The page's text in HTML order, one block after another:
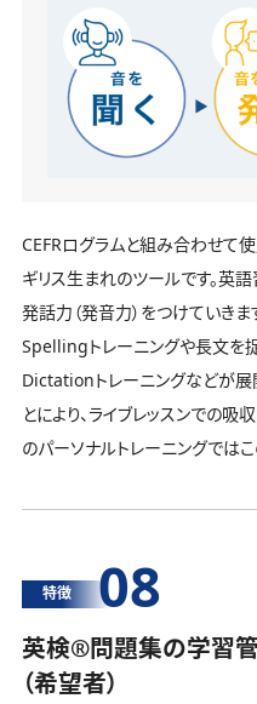
CEFRログラムと組み合わせて
ギリス生まれのツールです。英
発話力（発音力）をつけていき
Spellingトレーニングや長文を
Dictationトレーニングなどが展
とにより、ライブレッスンでの吸
のパーソナルトレーニングでは
特徴 08
英検®️問題集の学習
（希望者）